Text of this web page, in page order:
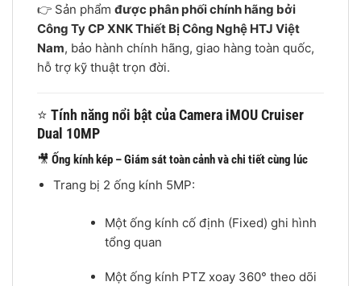
👉 Sản phẩm được phân phối chính hãng bởi
Công Ty CP XNK Thiết Bị Công Nghệ HTJ Việt
Nam, bảo hành chính hãng, giao hàng toàn quốc,
hỗ trợ kỹ thuật trọn đời.
⭐ Tính năng nổi bật của Camera iMOU Cruiser
Dual 10MP
🎥 Ống kính kép – Giám sát toàn cảnh và chi tiết cùng lúc
Trang bị 2 ống kính 5MP:
Một ống kính cố định (Fixed) ghi hình
tổng quan
Một ống kính PTZ xoay 360° theo dõi